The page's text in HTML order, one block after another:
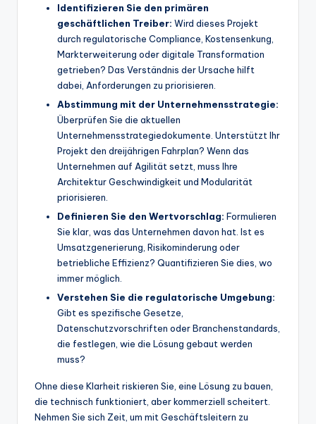
Identifizieren Sie den primären
geschäftlichen Treiber: Wird dieses Projekt
durch regulatorische Compliance, Kostensenkung,
Markterweiterung oder digitale Transformation
getrieben? Das Verständnis der Ursache hilft
dabei, Anforderungen zu priorisieren.
Abstimmung mit der Unternehmensstrategie:
Überprüfen Sie die aktuellen
Unternehmensstrategiedokumente. Unterstützt Ihr
Projekt den dreijährigen Fahrplan? Wenn das
Unternehmen auf Agilität setzt, muss Ihre
Architektur Geschwindigkeit und Modularität
priorisieren.
Definieren Sie den Wertvorschlag: Formulieren
Sie klar, was das Unternehmen davon hat. Ist es
Umsatzgenerierung, Risikominderung oder
betriebliche Effizienz? Quantifizieren Sie dies, wo
immer möglich.
Verstehen Sie die regulatorische Umgebung:
Gibt es spezifische Gesetze,
Datenschutzvorschriften oder Branchenstandards,
die festlegen, wie die Lösung gebaut werden
muss?
Ohne diese Klarheit riskieren Sie, eine Lösung zu bauen,
die technisch funktioniert, aber kommerziell scheitert.
Nehmen Sie sich Zeit, um mit Geschäftsleitern zu